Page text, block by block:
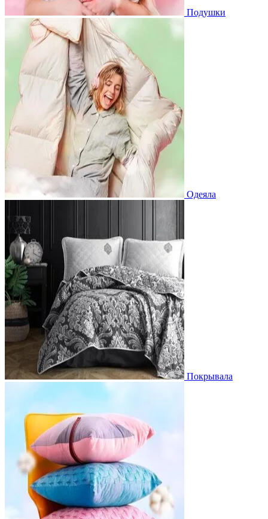
Подушки
Одеяла
Покрывала